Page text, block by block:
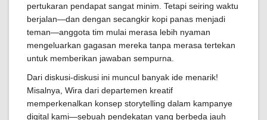
pertukaran pendapat sangat minim. Tetapi seiring waktu
berjalan—dan dengan secangkir kopi panas menjadi
teman—anggota tim mulai merasa lebih nyaman
mengeluarkan gagasan mereka tanpa merasa tertekan
untuk memberikan jawaban sempurna.
Dari diskusi-diskusi ini muncul banyak ide menarik!
Misalnya, Wira dari departemen kreatif
memperkenalkan konsep storytelling dalam kampanye
digital kami—sebuah pendekatan yang berbeda jauh